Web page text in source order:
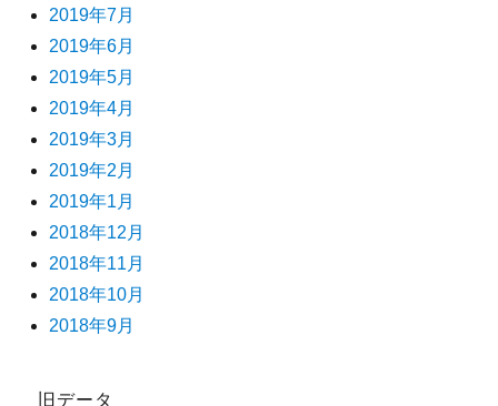
2019年7月
2019年6月
2019年5月
2019年4月
2019年3月
2019年2月
2019年1月
2018年12月
2018年11月
2018年10月
2018年9月
旧データ